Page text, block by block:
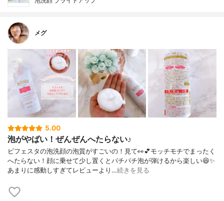
メグ
5.00
泡がやばい！ぜんぜんへたらない♪
ビフェスタの泡洗顔の泡質がすごいの！見て👀💕モッチモチでまったく
へたらない！顔に乗せて少し置くとパチパチ泡が弾けるから楽しい😆✨
あまりに感動しすぎてレビューより…続きを見る